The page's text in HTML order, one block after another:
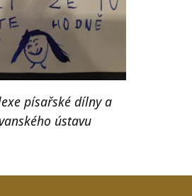
písařské dílny a
ústavu